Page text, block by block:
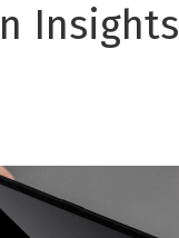
Insights